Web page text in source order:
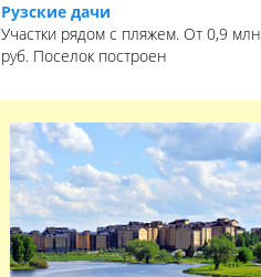
Рузские дачи
Участки рядом с пляжем. От 0,9 млн
руб. Поселок построен